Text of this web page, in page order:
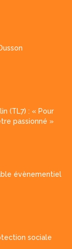
(TL7) : « Pour
passionné »
évènementiel
sociale